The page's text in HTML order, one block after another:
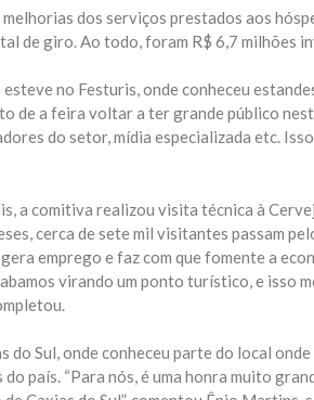
dos serviços prestados aos
de giro. Ao todo, foram R$ 6,7 milhões
no Festuris, onde conheceu
de a feira voltar a ter grande público
do setor, mídia especializada etc.
a comitiva realizou visita técnica à
cerca de sete mil visitantes passam
emprego e faz com que fomente a
virando um ponto turístico, e isso
Sul, onde conheceu parte do local
país. “Para nós, é uma honra muito